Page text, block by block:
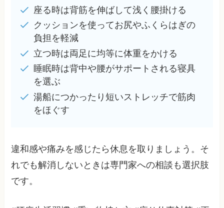
座る時は背筋を伸ばして浅く腰掛ける
クッションを使ってお尻やふくらはぎの
負担を軽減
立つ時は両足に均等に体重をかける
睡眠時は背中や腰がサポートされる寝具
を選ぶ
湯船につかったり短いストレッチで筋肉
をほぐす
違和感や痛みを感じたら休息を取りましょう。そ
れでも解消しないときは専門家への相談も選択肢
です。